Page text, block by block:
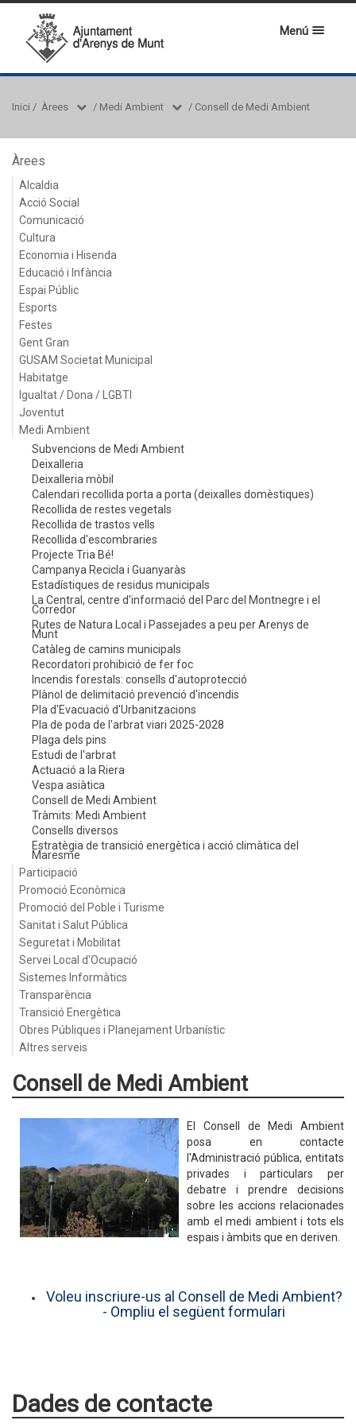
Menú
Inici / Àrees / Medi Ambient / Consell de Medi Ambient
Àrees
Alcaldia
Acció Social
Comunicació
Cultura
Economia i Hisenda
Educació i Infància
Espai Públic
Esports
Festes
Gent Gran
GUSAM Societat Municipal
Habitatge
Igualtat / Dona / LGBTI
Joventut
Medi Ambient
Subvencions de Medi Ambient
Deixalleria
Deixalleria mòbil
Calendari recollida porta a porta (deixalles domèstiques)
Recollida de restes vegetals
Recollida de trastos vells
Recollida d'escombraries
Projecte Tria Bé!
Campanya Recicla i Guanyaràs
Estadístiques de residus municipals
La Central, centre d'informació del Parc del Montnegre i el
Corredor
Rutes de Natura Local i Passejades a peu per Arenys de
Munt
Catàleg de camins municipals
Recordatori prohibició de fer foc
Incendis forestals: consells d'autoprotecció
Plànol de delimitació prevenció d'incendis
Pla d'Evacuació d'Urbanitzacions
Pla de poda de l'arbrat viari 2025-2028
Plaga dels pins
Estudi de l'arbrat
Actuació a la Riera
Vespa asiàtica
Consell de Medi Ambient
Tràmits: Medi Ambient
Consells diversos
Estratègia de transició energètica i acció climàtica del
Maresme
Participació
Promoció Econòmica
Promoció del Poble i Turisme
Sanitat i Salut Pública
Seguretat i Mobilitat
Servei Local d'Ocupació
Sistemes Informàtics
Transparència
Transició Energètica
Obres Públiques i Planejament Urbanístic
Altres serveis
Consell de Medi Ambient
El Consell de Medi Ambient
posa en contacte
l'Administració pública, entitats
privades i particulars per
debatre i prendre decisions
sobre les accions relacionades
amb el medi ambient i tots els
espais i àmbits que en deriven.
Voleu inscriure-us al Consell de Medi Ambient?
- Ompliu el següent formulari
Dades de contacte